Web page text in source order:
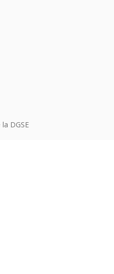
DGSE